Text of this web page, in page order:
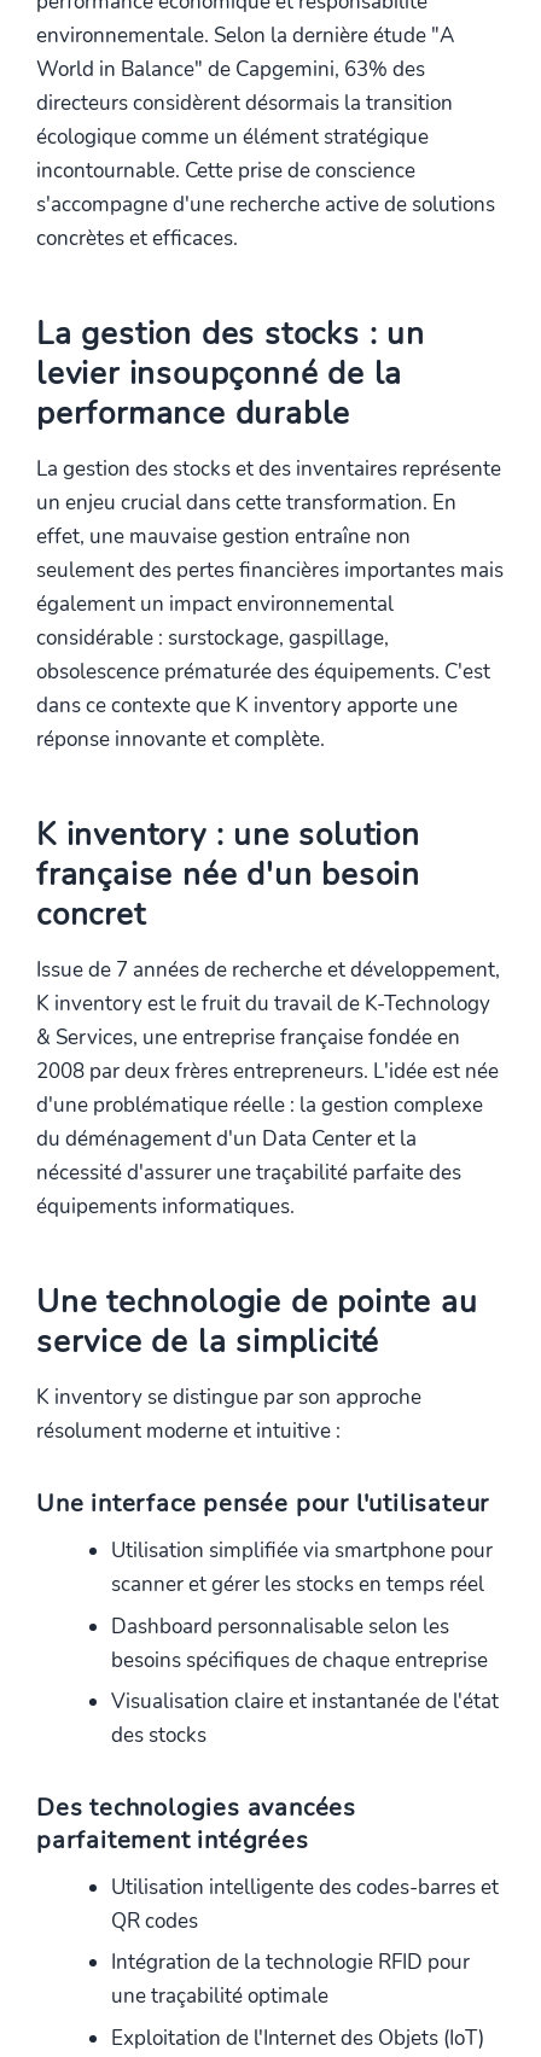
environnementale. Selon la dernière étude "A
World in Balance" de Capgemini, 63% des
directeurs considèrent désormais la transition
écologique comme un élément stratégique
incontournable. Cette prise de conscience
s'accompagne d'une recherche active de solutions
concrètes et efficaces.
La gestion des stocks : un
levier insoupçonné de la
performance durable
La gestion des stocks et des inventaires représente
un enjeu crucial dans cette transformation. En
effet, une mauvaise gestion entraîne non
seulement des pertes financières importantes mais
également un impact environnemental
considérable : surstockage, gaspillage,
obsolescence prématurée des équipements. C'est
dans ce contexte que K inventory apporte une
réponse innovante et complète.
K inventory : une solution
française née d'un besoin
concret
Issue de 7 années de recherche et développement,
K inventory est le fruit du travail de K-Technology
& Services, une entreprise française fondée en
2008 par deux frères entrepreneurs. L'idée est née
d'une problématique réelle : la gestion complexe
du déménagement d'un Data Center et la
nécessité d'assurer une traçabilité parfaite des
équipements informatiques.
Une technologie de pointe au
service de la simplicité
K inventory se distingue par son approche
résolument moderne et intuitive :
Une interface pensée pour l'utilisateur
Utilisation simplifiée via smartphone pour
scanner et gérer les stocks en temps réel
Dashboard personnalisable selon les
besoins spécifiques de chaque entreprise
Visualisation claire et instantanée de l'état
des stocks
Des technologies avancées
parfaitement intégrées
Utilisation intelligente des codes-barres et
QR codes
Intégration de la technologie RFID pour
une traçabilité optimale
Exploitation de l'Internet des Objets (IoT)